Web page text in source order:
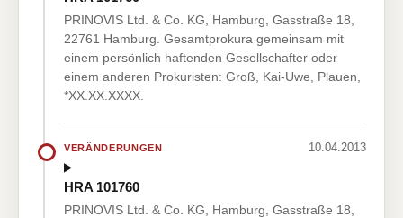
PRINOVIS Ltd. & Co. KG, Hamburg, Gasstraße 18,
22761 Hamburg. Gesamtprokura gemeinsam mit
einem persönlich haftenden Gesellschafter oder
einem anderen Prokuristen: Groß, Kai-Uwe, Plauen,
*XX.XX.XXXX.
VERÄNDERUNGEN 10.04.2013
HRA 101760
PRINOVIS Ltd. & Co. KG, Hamburg, Gasstraße 18,